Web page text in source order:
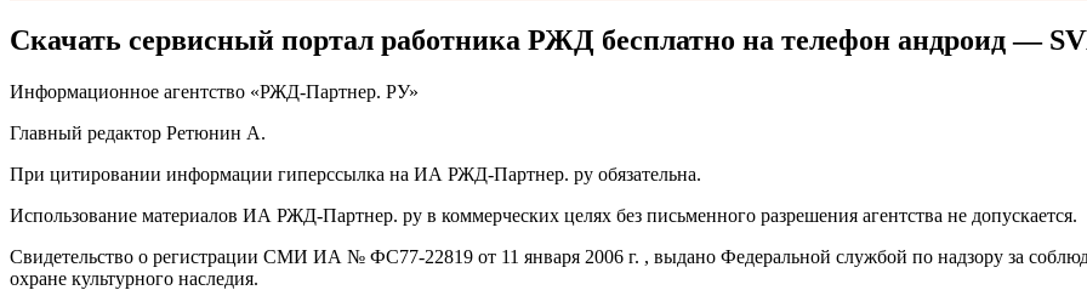
Скачать сервисный портал работника РЖД бесплатно на телефон андроид —
Информационное агентство «РЖД-Партнер. РУ»
Главный редактор Ретюнин А.
При цитировании информации гиперссылка на ИА РЖД-Партнер. ру обязательна.
Использование материалов ИА РЖД-Партнер. ру в коммерческих целях без письменного разрешения агентства не допускается.
Свидетельство о регистрации СМИ ИА № ФС77-22819 от 11 января 2006 г. , выдано Федеральной службой по надзору за
охране культурного наследия.